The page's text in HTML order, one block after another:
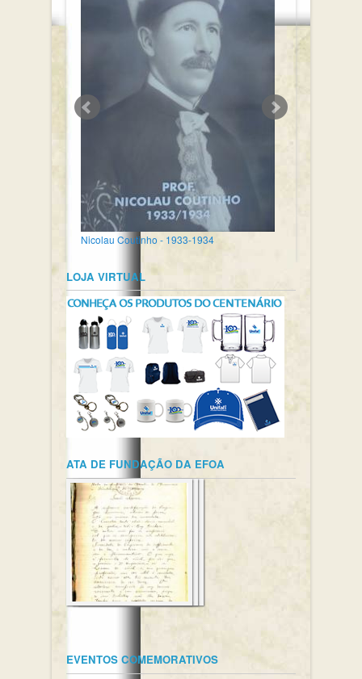
Nicolau Coutinho - 1933-1934
LOJA VIRTUAL
ATA DE FUNDAÇÃO DA EFOA
EVENTOS COMEMORATIVOS